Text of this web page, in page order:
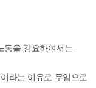
동을 강요하여서는
라는 이유로 무임으로